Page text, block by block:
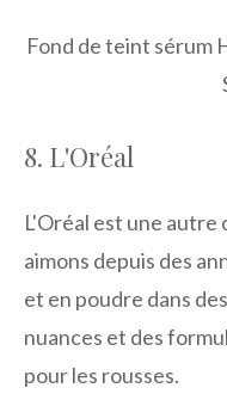
Fond de teint sérum
8. L'Oréal
L'Oréal est une
aimons depuis des
et en poudre dans
nuances et des
pour les rousses.